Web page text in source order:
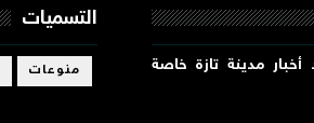
مدينة تازة خاصة
التسميات
منوعات